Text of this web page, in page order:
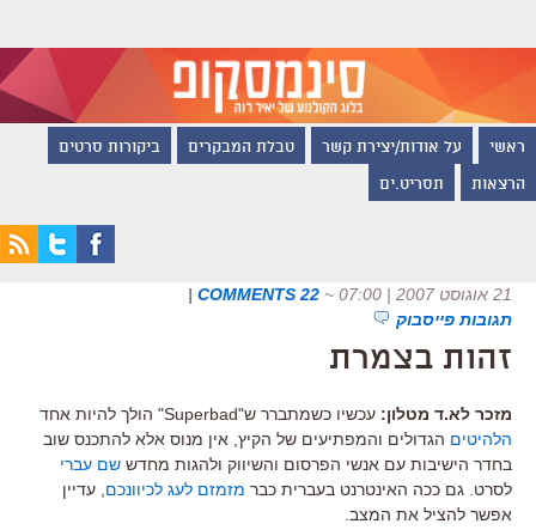
ראשי על אודות/יצירת קשר טבלת המבקרים ביקורות סרטים
הרצאות תסריט.ים
21 אוגוסט 2007 | 07:00 ~
22 COMMENTS
|
תגובות פייסבוק
זהות בצמרת
מזכר לא.ד מטלון: עכשיו כשמתברר ש"Superbad" הולך להיות אחד
הלהיטים הגדולים והמפתיעים של הקיץ, אין מנוס אלא להתכנס שוב
בחדר הישיבות עם אנשי הפרסום והשיווק ולהגות מחדש שם עברי
לסרט. גם ככה האינטרנט בעברית כבר מזמזם לעג לכיוונכם , עדיין
אפשר להציל את המצב.